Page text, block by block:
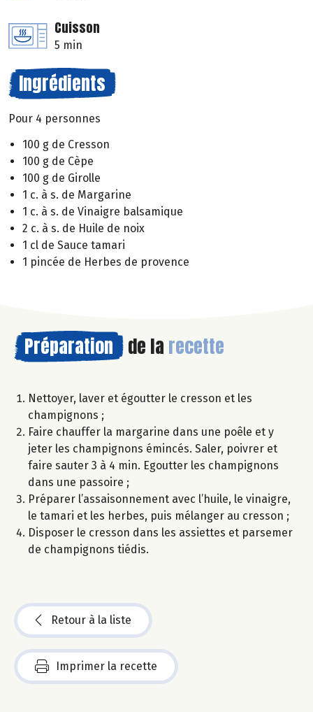
Cuisson
5 min
Ingrédients
Pour 4 personnes
100 g de Cresson
100 g de Cèpe
100 g de Girolle
1 c. à s. de Margarine
1 c. à s. de Vinaigre balsamique
2 c. à s. de Huile de noix
1 cl de Sauce tamari
1 pincée de Herbes de provence
Préparation de la recette
Nettoyer, laver et égoutter le cresson et les
champignons ;
Faire chauffer la margarine dans une poêle et y
jeter les champignons émincés. Saler, poivrer et
faire sauter 3 à 4 min. Egoutter les champignons
dans une passoire ;
Préparer l’assaisonnement avec l’huile, le vinaigre,
le tamari et les herbes, puis mélanger au cresson ;
Disposer le cresson dans les assiettes et parsemer
de champignons tiédis.
Retour à la liste
Imprimer la recette